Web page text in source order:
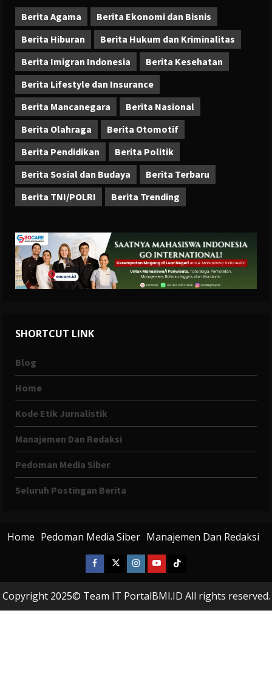
Berita Agama
Berita Ekonomi dan Bisnis
Berita Hiburan
Berita Hukum dan Kriminalitas
Berita Imigran Indonesia
Berita Kesehatan
Berita Lifestyle dan Insurance
Berita Mancanegara
Berita Nasional
Berita Olahraga
Berita Otomotif
Berita Pendidikan
Berita Politik
Berita Sosial dan Budaya
Berita Terbaru
Berita TNI/POLRI
Berita Trending
SHORTCUT LINK
Blog
Home
Kode Etik Jurnalistik
Manajemen Dan Redaksi
Pedoman Media Siber
Seluruh Postingan Berita
Home Pedoman Media Siber Manajemen Dan Redaksi
Facebook
X
Instagram
YoutubeTiktok
Copyright 2025© Team IT PortalBMI.ID All rights reserved.